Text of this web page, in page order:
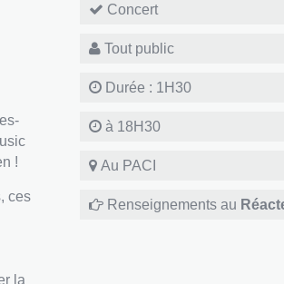
!
ces
la
Concert
Tout public
Durée : 1H30
à 18H30
Au PACI
Renseignements au